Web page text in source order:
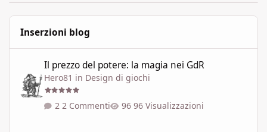
Inserzioni blog
Il prezzo del potere: la magia nei GdR
Hero81 in Design di giochi
2 Commenti 96 Visualizzazioni